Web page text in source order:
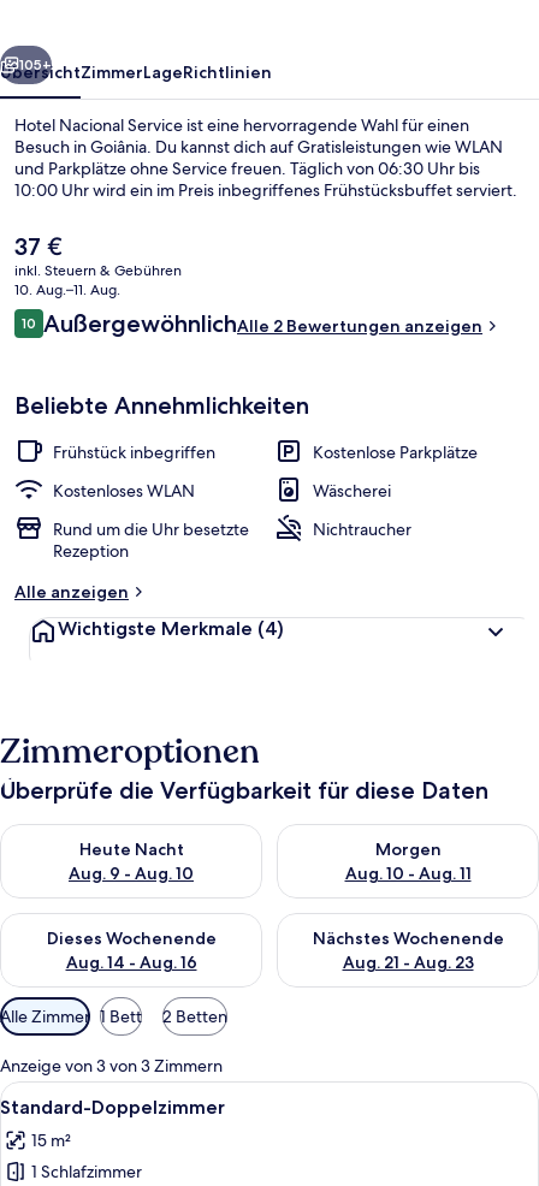
Speisen
Weiter
105+
ÜbersichtZimmerLageRichtlinien
Hotel Nacional Service ist eine hervorragende Wahl für einen
Besuch in Goiânia. Du kannst dich auf Gratisleistungen wie WLAN
und Parkplätze ohne Service freuen. Täglich von 06:30 Uhr bis
10:00 Uhr wird ein im Preis inbegriffenes Frühstücksbuffet serviert.
Der
aktuelle
Preis
beträgt
37 €.
37 €
inkl. Steuern & Gebühren
10. Aug.–11. Aug.
Bewertungen
1010 von 10.
AußergewöhnlichAlle 2 Bewertungen anzeigen
Beliebte Annehmlichkeiten
Frühstück inbegriffen
Kostenlose Parkplätze
Kostenloses WLAN
Wäscherei
Rund um die Uhr besetzte
Rezeption
Nichtraucher
Alle anzeigen
Wichtigste Merkmale (4)
Zimmeroptionen
Überprüfe die Verfügbarkeit für diese Daten
Heute Nacht
Aug. 9 - Aug. 10
Überprüfe die Verfügbarkeit für heute Nacht, Aug. 9 - Aug.
Morgen
Aug. 10 - Aug. 11
Überprüfe die Verfügbarkeit
Dieses Wochenende
Aug. 14 - Aug. 16
Überprüfe die Verfügbarkeit für dieses Wochenende, Aug. 14
Nächstes Wochenende
Aug. 21 - Aug. 23
Überprüfe die Verfügbarkeit
Verfügbare
Filter
für
Zimmer
Alle Zimmer 1 Bett 2 Betten
Anzeige von 3 von 3 Zimmern
Alle
Fotos
für
Standard-
Ein Hotelzimmer mit Bett,
21
Standard-Doppelzimmer
15 m²
1 Schlafzimmer